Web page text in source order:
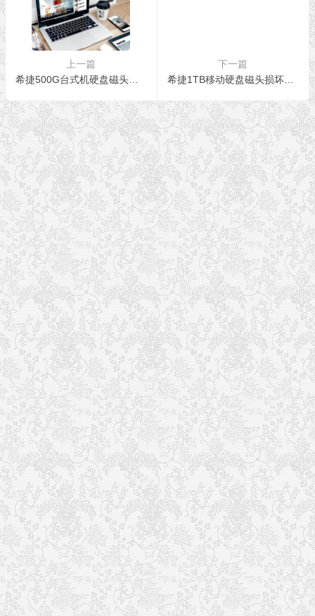
上一篇
希捷500G台式机硬盘磁头损坏开盘数据恢复成功案例
下一篇
希捷1TB移动硬盘磁头损坏变形数据恢复成功案例